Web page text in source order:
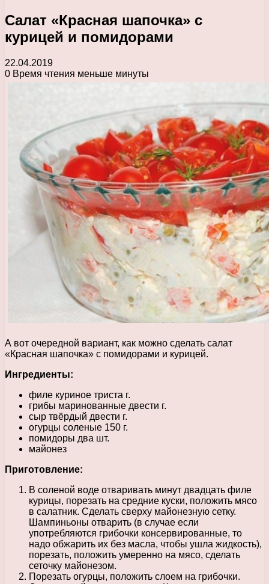
Салат «Красная шапочка» с
курицей и помидорами
22.04.2019
0 Время чтения меньше минуты
А вот очередной вариант, как можно сделать салат
«Красная шапочка» с помидорами и курицей.
Ингредиенты:
филе куриное триста г.
грибы маринованные двести г.
сыр твёрдый двести г.
огурцы соленые 150 г.
помидоры два шт.
майонез
Приготовление:
В соленой воде отваривать минут двадцать филе
курицы, порезать на средние куски, положить мясо
в салатник. Сделать сверху майонезную сетку.
Шампиньоны отварить (в случае если
употребляются грибочки консервированные, то
надо обжарить их без масла, чтобы ушла жидкость),
порезать, положить умеренно на мясо, сделать
сеточку майонезом.
Порезать огурцы, положить слоем на грибочки.